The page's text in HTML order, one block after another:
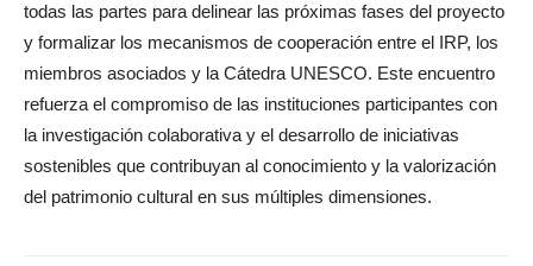
todas las partes para delinear las próximas fases del proyecto
y formalizar los mecanismos de cooperación entre el IRP, los
miembros asociados y la Cátedra UNESCO. Este encuentro
refuerza el compromiso de las instituciones participantes con
la investigación colaborativa y el desarrollo de iniciativas
sostenibles que contribuyan al conocimiento y la valorización
del patrimonio cultural en sus múltiples dimensiones.